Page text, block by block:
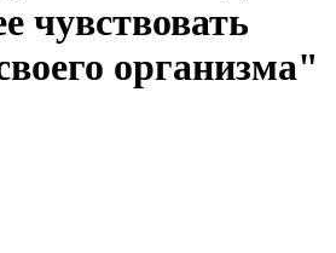
чувствовать
организма"